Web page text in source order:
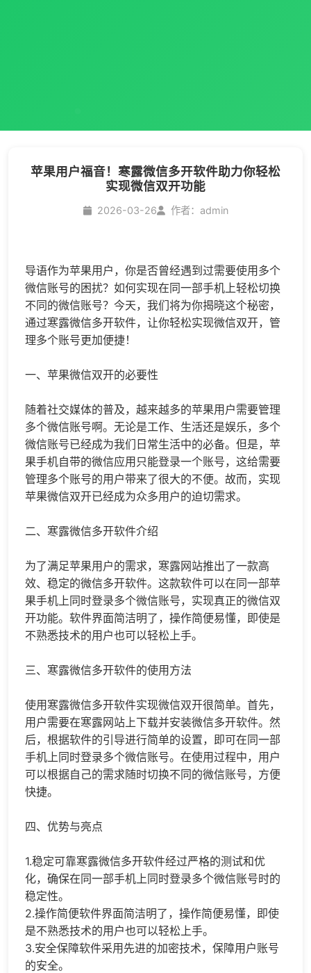
苹果用户福音！寒露微信多开软件助力你轻松
实现微信双开功能
2026-03-26 作者：admin
导语作为苹果用户，你是否曾经遇到过需要使用多个
微信账号的困扰？如何实现在同一部手机上轻松切换
不同的微信账号？今天，我们将为你揭晓这个秘密，
通过寒露微信多开软件，让你轻松实现微信双开，管
理多个账号更加便捷！
一、苹果微信双开的必要性
随着社交媒体的普及，越来越多的苹果用户需要管理
多个微信账号啊。无论是工作、生活还是娱乐，多个
微信账号已经成为我们日常生活中的必备。但是，苹
果手机自带的微信应用只能登录一个账号，这给需要
管理多个账号的用户带来了很大的不便。故而，实现
苹果微信双开已经成为众多用户的迫切需求。
二、寒露微信多开软件介绍
为了满足苹果用户的需求，寒露网站推出了一款高
效、稳定的微信多开软件。这款软件可以在同一部苹
果手机上同时登录多个微信账号，实现真正的微信双
开功能。软件界面简洁明了，操作简便易懂，即使是
不熟悉技术的用户也可以轻松上手。
三、寒露微信多开软件的使用方法
使用寒露微信多开软件实现微信双开很简单。首先，
用户需要在寒露网站上下载并安装微信多开软件。然
后，根据软件的引导进行简单的设置，即可在同一部
手机上同时登录多个微信账号。在使用过程中，用户
可以根据自己的需求随时切换不同的微信账号，方便
快捷。
四、优势与亮点
1.稳定可靠寒露微信多开软件经过严格的测试和优
化，确保在同一部手机上同时登录多个微信账号时的
稳定性。
2.操作简便软件界面简洁明了，操作简便易懂，即使
是不熟悉技术的用户也可以轻松上手。
3.安全保障软件采用先进的加密技术，保障用户账号
的安全。